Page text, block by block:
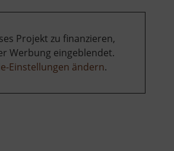
Projekt zu finanzieren,
Werbung eingeblendet.
Einstellungen ändern.